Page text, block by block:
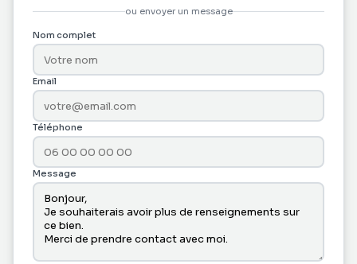
ou envoyer un message
Nom complet
Email
Téléphone
Message